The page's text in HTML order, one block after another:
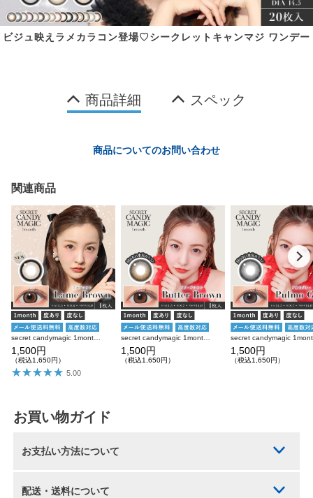
ビジュ映えラメカラコン登場♡シークレットキャンマジ ワンデー
商品詳細 スペック
商品についてのお問い合わせ
関連商品
secret candymagic 1month ラメブラウン 度あり 度なし 1枚入り×2箱 計2枚 シークレットキャンディーマジック カラコン
1,500円
（税込1,650円）
5.00
secret candymagic 1month バターブラウン 度あり 度なし 1枚入り×2箱 計2枚 シークレットキャンディーマジック カラコン
1,500円
（税込1,650円）
1,500円
（税込1,650円）
お買い物ガイド
お支払い方法について
配送・送料について